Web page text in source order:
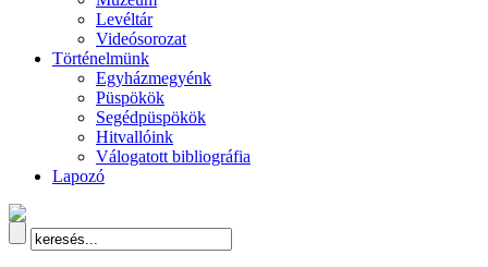
Levéltár
Videósorozat
Történelmünk
Egyházmegyénk
Püspökök
Segédpüspökök
Hitvallóink
Válogatott bibliográfia
Lapozó